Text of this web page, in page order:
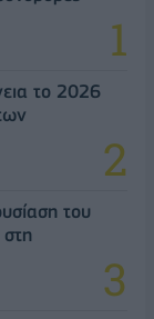
το 2026
του